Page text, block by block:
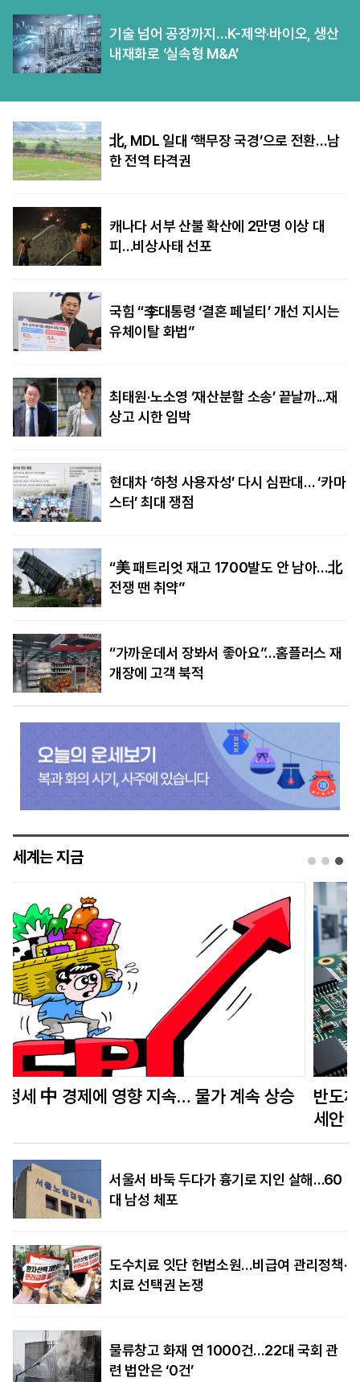
기술 넘어 공장까지…K-제약·바이오, 생산
내재화로 ‘실속형 M&A’
北, MDL 일대 ‘핵무장 국경’으로 전환…남
한 전역 타격권
캐나다 서부 산불 확산에 2만명 이상 대
피…비상사태 선포
국힘 “李대통령 ‘결혼 페널티’ 개선 지시는
유체이탈 화법”
최태원·노소영 ‘재산분할 소송’ 끝날까...재
상고 시한 임박
현대차 ‘하청 사용자성’ 다시 심판대… ‘카마
스터’ 최대 쟁점
“美 패트리엇 재고 1700발도 안 남아…北
전쟁 땐 취약”
“가까운데서 장봐서 좋아요”…홈플러스 재
개장에 고객 북적
세계는 지금
반도체 국가 로드맵 ‘시암 실리카’ 내건 태국… 아
서울서 바둑 두다가 흉기로 지인 살해…60
대 남성 체포
도수치료 잇단 헌법소원…비급여 관리정책·
치료 선택권 논쟁
물류창고 화재 연 1000건…22대 국회 관
련 법안은 ‘0건’